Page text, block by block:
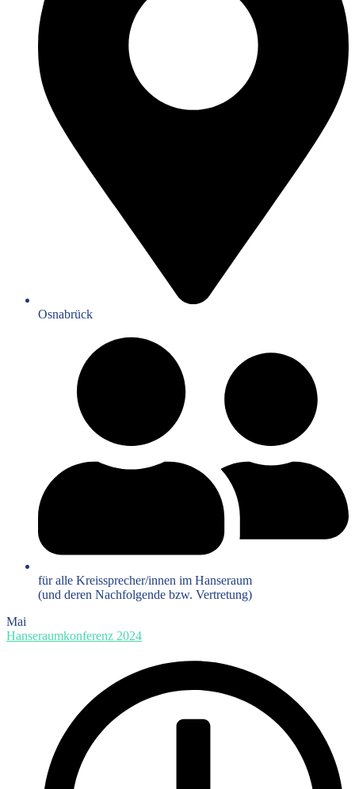
Osnabrück
für alle Kreissprecher/innen im Hanseraum
(und deren Nachfolgende bzw. Vertretung)
Mai
Hanseraumkonferenz 2024